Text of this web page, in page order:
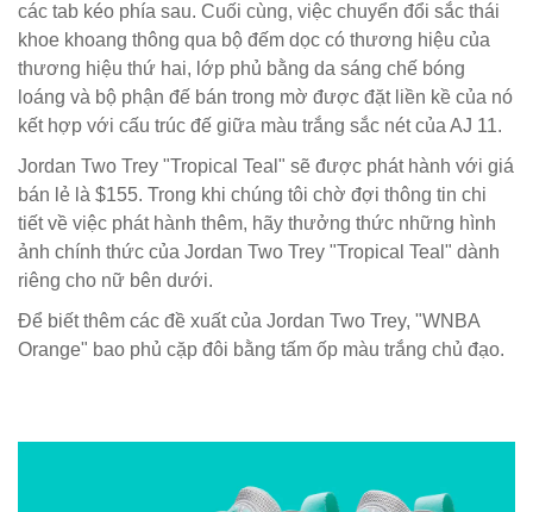
các tab kéo phía sau. Cuối cùng, việc chuyển đổi sắc thái
khoe khoang thông qua bộ đếm dọc có thương hiệu của
thương hiệu thứ hai, lớp phủ bằng da sáng chế bóng
loáng và bộ phận đế bán trong mờ được đặt liền kề của nó
kết hợp với cấu trúc đế giữa màu trắng sắc nét của AJ 11.
Jordan Two Trey "Tropical Teal" sẽ được phát hành với giá
bán lẻ là $155. Trong khi chúng tôi chờ đợi thông tin chi
tiết về việc phát hành thêm, hãy thưởng thức những hình
ảnh chính thức của Jordan Two Trey "Tropical Teal" dành
riêng cho nữ bên dưới.
Để biết thêm các đề xuất của Jordan Two Trey, "WNBA
Orange" bao phủ cặp đôi bằng tấm ốp màu trắng chủ đạo.